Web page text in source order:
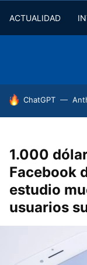
ACTUALIDAD
HOY SE HABLA
ChatGPT
1.000
Facebook
estudio
usuarios